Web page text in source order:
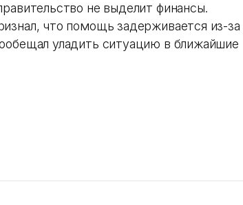
не выделит финансы.
что помощь задерживается из-за
уладить ситуацию в ближайшие